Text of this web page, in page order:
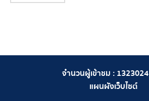
จำนวนผู้เข้าชม : 1323024
แผนผังเว็บไซต์